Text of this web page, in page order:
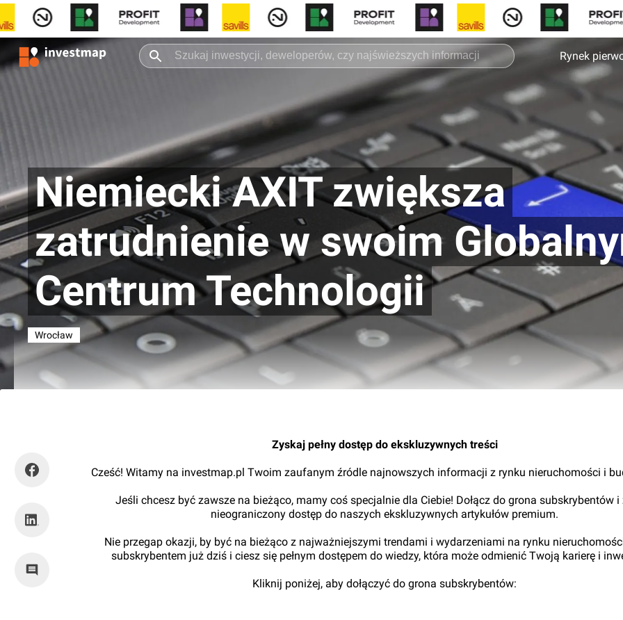
Rynek
Niemiecki AXIT zwiększa
zatrudnienie w swoim
Centrum Technologii
Wrocław
Zyskaj pełny dostęp do ekskluzywnych treści
Cześć! Witamy na investmap.pl Twoim zaufanym źródle najnowszych informacji z rynku nieruchomości i
Jeśli chcesz być zawsze na bieżąco, mamy coś specjalnie dla Ciebie! Dołącz do grona subskrybentów i
nieograniczony dostęp do naszych ekskluzywnych artykułów premium.
Nie przegap okazji, by być na bieżąco z najważniejszymi trendami i wydarzeniami na rynku
subskrybentem już dziś i ciesz się pełnym dostępem do wiedzy, która może odmienić Twoją karierę i
Kliknij poniżej, aby dołączyć do grona subskrybentów: